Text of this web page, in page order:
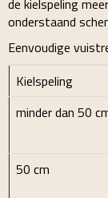
de kielspeling
onderstaand
Eenvoudige
Kielspeling
minder dan 50
50 cm